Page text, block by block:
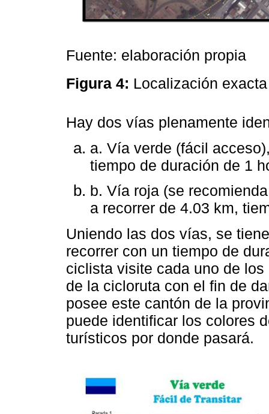
Fuente: elaboración propia
Figura 4: Localización
Hay dos vías plenamente
a. Vía verde (fácil
tiempo de duración de 1
b. Vía roja (se
a recorrer de 4.03 km,
Uniendo las dos vías, se
recorrer con un tiempo de
ciclista visite cada uno de
de la cicloruta con el fin de
posee este cantón de la
puede identificar los colores
turísticos por donde pasará.